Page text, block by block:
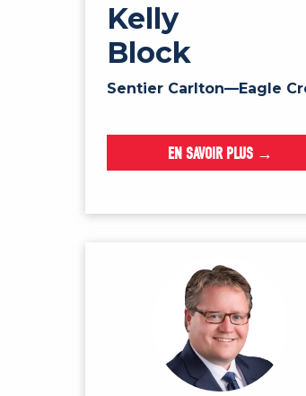
Kelly
Block
Sentier Carlton—Eagle
EN SAVOIR PLUS →